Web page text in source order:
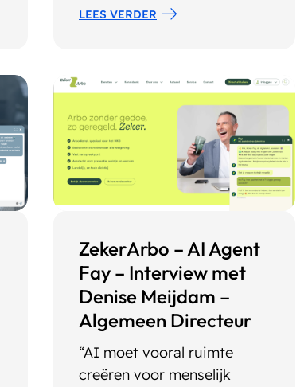
LEES VERDER
ZekerArbo – AI Agent
Fay – Interview met
Denise Meijdam –
Algemeen Directeur
“AI moet vooral ruimte
creëren voor menselijk